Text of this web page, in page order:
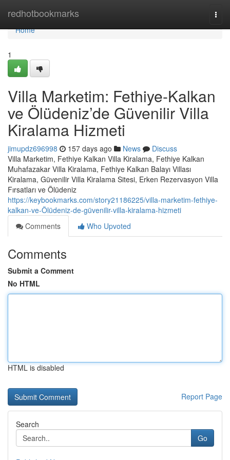
redhotbookmarks
Home
Home
1
Villa Marketim: Fethiye-Kalkan
ve Ölüdeniz’de Güvenilir Villa
Kiralama Hizmeti
jimupdz696998 157 days ago News
Discuss
Villa Marketim, Fethiye Kalkan Villa Kiralama, Fethiye Kalkan
Muhafazakar Villa Kiralama, Fethiye Kalkan Balayı Villası
Kiralama, Güvenilir Villa Kiralama Sitesi, Erken Rezervasyon Villa
Fırsatları ve Ölüdeniz
https://keybookmarks.com/story21186225/villa-marketim-fethiye-
kalkan-ve-Ölüdeniz-de-güvenilir-villa-kiralama-hizmeti
Comments
Who Upvoted
Comments
Submit a Comment
No HTML
HTML is disabled
Report Page
Search
Go